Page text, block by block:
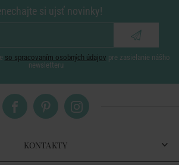
si ujsť novinky!
so spracovaním osobných údajov pre zasielanie nášho
newsletteru
KONTAKTY